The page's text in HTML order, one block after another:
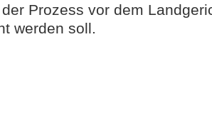
Prozess vor dem
werden soll.